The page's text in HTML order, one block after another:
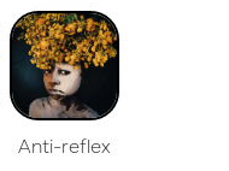
Anti-reflex